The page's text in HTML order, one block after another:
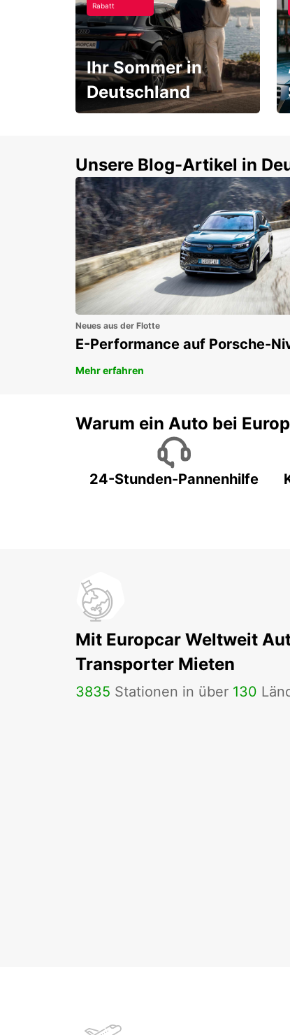
Rabatt
Ihr Sommer in
Deutschland
Unsere Blog-Artikel in
Neues aus der Flotte
E-Performance auf Porsche-
Mehr erfahren
Warum ein Auto bei
24-Stunden-Pannenhilfe
Mit Europcar Weltweit
Transporter Mieten
3835 Stationen in über 130